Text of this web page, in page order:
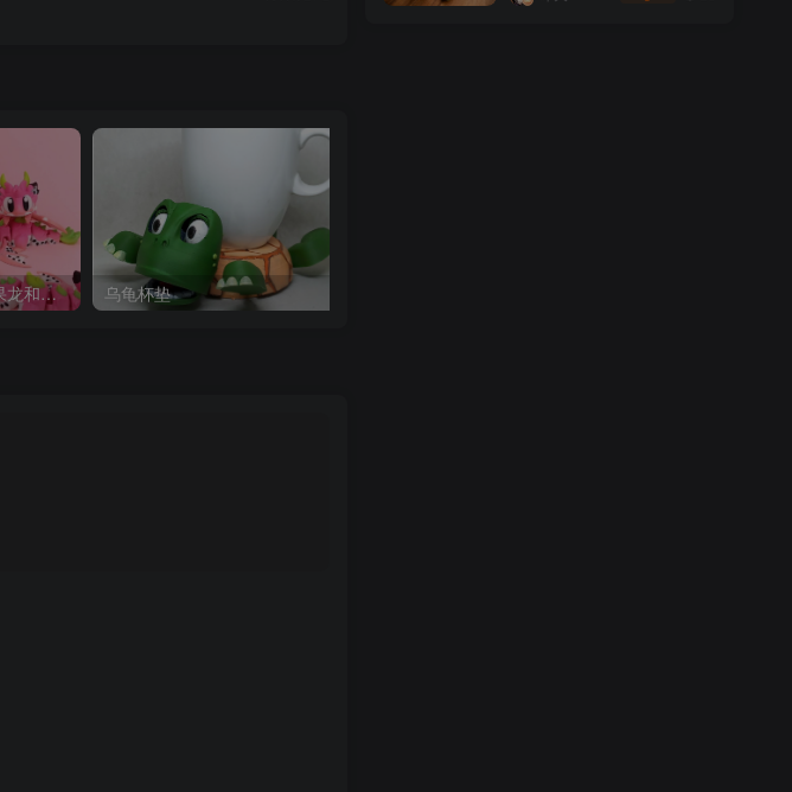
3DGOB NO:039 火龙果龙和龙蛋 DragonFruit_MiniDragon 乌龟杯垫